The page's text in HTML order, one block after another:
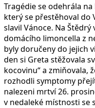
Tragédie se odehrála
který se přestěhoval do
slavil Vánoce. Na
domácího limoncella z
byly doručeny do jejich
den si Greta stěžovala
kocovinu“ a zmiňovala,
rozhodli symptomy
nalezeni mrtví 26.
v nedaleké místnosti se